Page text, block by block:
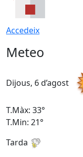
Accedeix
Meteo
Dijous, 6 d’agost
T.Màx: 33°
T.Min: 21°
Tarda